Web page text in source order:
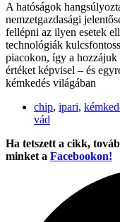
A hatóságok
nemzetgazdasági
fellépni az ilyen esetek
technológiák
piacokon, így a hozzájuk
értéket képvisel – és
kémkedés világában
chip, ipari,
vád
Ha tetszett a cikk,
minket a Facebookon!